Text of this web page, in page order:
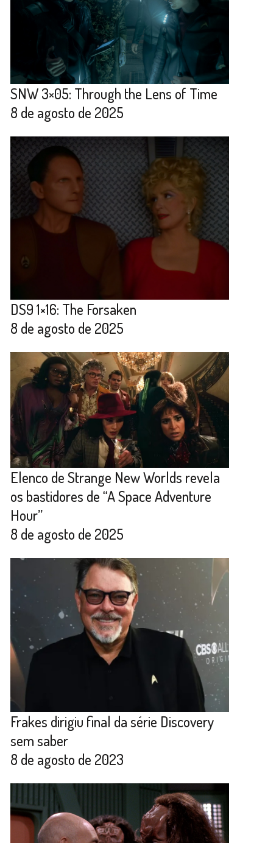
SNW 3×05: Through the Lens of Time
8 de agosto de 2025
DS9 1×16: The Forsaken
8 de agosto de 2025
Elenco de Strange New Worlds revela
os bastidores de “A Space Adventure
Hour”
8 de agosto de 2025
Frakes dirigiu final da série Discovery
sem saber
8 de agosto de 2023